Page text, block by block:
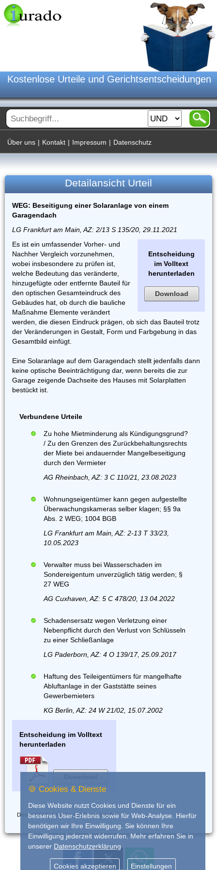
Kostenlose Urteile und Gerichtsentscheidungen
Über uns | Kontakt | Impressum | Datenschutz
Detailansicht Urteil
WEG: Beseitigung einer Solaranlage von einem
Garagendach
LG Frankfurt am Main, AZ: 2/13 S 135/20, 29.11.2021
Entscheidung
im Volltext
herunterladen
Download
Es ist ein umfassender Vorher- und
Nachher Vergleich vorzunehmen,
wobei insbesondere zu prüfen ist,
welche Bedeutung das veränderte,
hinzugefügte oder entfernte Bauteil für
den optischen Gesamteindruck des
Gebäudes hat, ob durch die bauliche
Maßnahme Elemente verändert
werden, die diesen Eindruck prägen, ob sich das Bauteil trotz
der Veränderungen in Gestalt, Form und Farbgebung in das
Gesamtbild einfügt.
Eine Solaranlage auf dem Garagendach stellt jedenfalls dann
keine optische Beeinträchtigung dar, wenn bereits die zur
Garage zeigende Dachseite des Hauses mit Solarplatten
bestückt ist.
Verbundene Urteile
Zu hohe Mietminderung als Kündigungsgrund?
/ Zu den Grenzen des Zurückbehaltungsrechts
der Miete bei andauernder Mangelbeseitigung
durch den Vermieter
AG Rheinbach, AZ: 3 C 110/21, 23.08.2023
Wohnungseigentümer kann gegen aufgestellte
Überwachungskameras selber klagen; §§ 9a
Abs. 2 WEG; 1004 BGB
LG Frankfurt am Main, AZ: 2-13 T 33/23,
10.05.2023
Verwalter muss bei Wasserschaden im
Sondereigentum unverzüglich tätig werden; §
27 WEG
AG Cuxhaven, AZ: 5 C 478/20, 13.04.2022
Schadensersatz wegen Verletzung einer
Nebenpflicht durch den Verlust von Schlüsseln
zu einer Schließanlage
LG Paderborn, AZ: 4 O 139/17, 25.09.2017
Haftung des Teileigentümers für mangelhafte
Abluftanlage in der Gaststätte seines
Gewerbemieters
KG Berlin, AZ: 24 W 21/02, 15.07.2002
Entscheidung im Volltext
herunterladen
Dieses Urteil wurde eingestellt voniurado
🍪 Cookies & Dienste
Diese Website nutzt Cookies und Dienste für ein
besseres User-Erlebnis sowie für Web-Analyse. Hierfür
benötigen wir Ihre Einwilligung. Sie können Ihre
Einwilligung jederzeit widerrufen. Mehr erfahren Sie in
unserer Datenschutzerklärung
Cookies akzeptieren Einstellungen